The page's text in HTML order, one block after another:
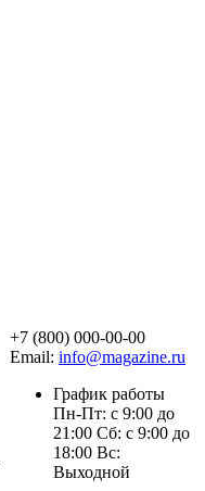
+7 (800) 000-00-00
Email: info@magazine.ru
График работы
Пн-Пт: с 9:00 до
21:00 Сб: с 9:00 до
18:00 Вс:
Выходной